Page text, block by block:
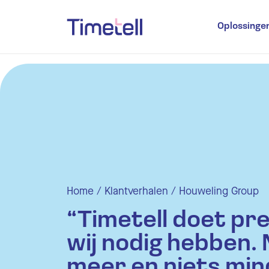
Home/ Klantverhalen / Houweling Group
“Timetell doet
wij nodig hebben.